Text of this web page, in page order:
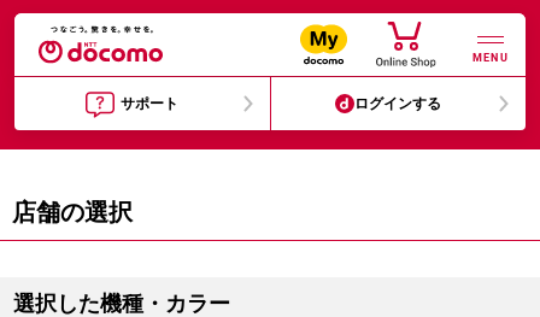
MENU
サポート ログインする
店舗の選択
選択した機種・カラー